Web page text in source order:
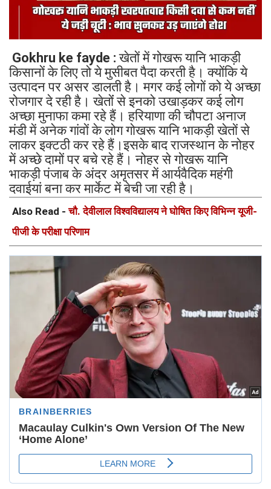
Gokhru ke fayde : खेतों में गोखरू यानि भाकड़ी
किसानों के लिए तो ये मुसीबत पैदा करती है। क्योंकि ये
उत्पादन पर असर डालती है। मगर कई लोगों को ये अच्छा
रोजगार दे रही है। खेतोंं से इनको उखाड़कर कई लोग
अच्छा मुनाफा कमा रहे हैं। हरियाणा की चौपटा अनाज
मंडी में अनेक गांवों के लोग गोखरू यानि भाकड़ी खेतों से
लाकर इक्टठी कर रहे हैं।इसके बाद राजस्थान के नोहर
में अच्छे दामों पर बचे रहे हैं। नोहर से गोखरू यानि
भाकड़ी पंजाब के अंदर अमृतसर में आर्यवैदिक महंगी
दवाईयां बना कर मार्केट में बेची जा रही है।
Also Read -चौ. देवीलाल विश्वविद्यालय ने घोषित किए विभिन्न यूजी-
पीजी के परीक्षा परिणाम